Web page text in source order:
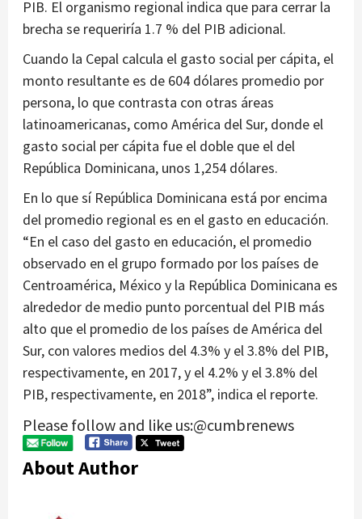
PIB. El organismo regional indica que para cerrar la
brecha se requeriría 1.7 % del PIB adicional.
Cuando la Cepal calcula el gasto social per cápita, el
monto resultante es de 604 dólares promedio por
persona, lo que contrasta con otras áreas
latinoamericanas, como América del Sur, donde el
gasto social per cápita fue el doble que el del
República Dominicana, unos 1,254 dólares.
En lo que sí República Dominicana está por encima
del promedio regional es en el gasto en educación.
“En el caso del gasto en educación, el promedio
observado en el grupo formado por los países de
Centroamérica, México y la República Dominicana es
alrededor de medio punto porcentual del PIB más
alto que el promedio de los países de América del
Sur, con valores medios del 4.3% y el 3.8% del PIB,
respectivamente, en 2017, y el 4.2% y el 3.8% del
PIB, respectivamente, en 2018”, indica el reporte.
Please follow and like us:@cumbrenews
About Author